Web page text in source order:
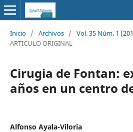
Inicio / Archivos / Vol. 35 Núm. 1
ARTICULO ORIGINAL
Cirugia de Fontan:
años en un centro
Alfonso Ayala-Viloria